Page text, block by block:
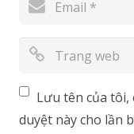
Lưu tên của
duyệt này cho lần